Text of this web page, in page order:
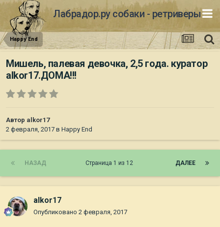
Лабрадор.ру собаки - ретриверы
Happy End
Мишель, палевая девочка, 2,5 года. куратор
alkor17.ДОМА!!!
Автор alkor17
2 февраля, 2017 в Happy End
НАЗАД ДАЛЕЕ
Страница 1 из 12
alkor17
Опубликовано 2 февраля, 2017